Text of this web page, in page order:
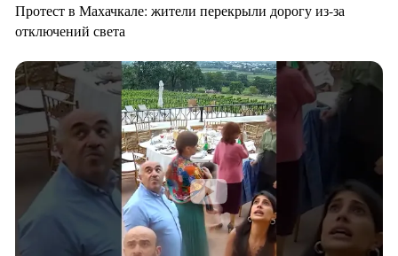
Протест в Махачкале: жители перекрыли дорогу из-за
отключений света